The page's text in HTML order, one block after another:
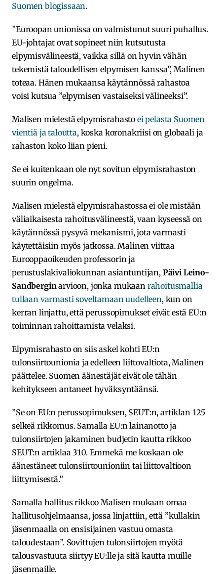
Suomen blogissaan.
”Euroopan unionissa on valmistunut suuri puhallus.
EU-johtajat ovat sopineet niin kutsutusta
elpymisvälineestä, vaikka sillä on hyvin vähän
tekemistä taloudellisen elpymisen kanssa”, Malinen
toteaa. Hänen mukaansa käytännössä rahastoa
voisi kutsua ”elpymisen vastaiseksi välineeksi”.
Malisen mielestä elpymisrahasto ei pelasta Suomen
vientiä ja taloutta, koska koronakriisi on globaali ja
rahaston koko liian pieni.
Se ei kuitenkaan ole nyt sovitun elpymisrahaston
suurin ongelma.
Malisen mielestä elpymisrahastossa ei ole mistään
väliaikaisesta rahoitusvälineestä, vaan kyseessä on
käytännössä pysyvä mekanismi, jota varmasti
käytettäisiin myös jatkossa. Malinen viittaa
Eurooppaoikeuden professorin ja
perustuslakivaliokunnan asiantuntijan, Päivi Leino-
Sandbergin arvioon, jonka mukaan rahoitusmallia
tullaan varmasti soveltamaan uudelleen, kun on
kerran linjattu, että perussopimukset eivät estä EU:n
toiminnan rahoittamista velaksi.
Elpymisrahasto on siis askel kohti EU:n
tulonsiirtounionia ja edelleen liittovaltiota, Malinen
päättelee. Suomen äänestäjät eivät ole tähän
kehitykseen antaneet hyväksyntäänsä.
”Se on EU:n perussopimuksen, SEUT:n, artiklan 125
selkeä rikkomus. Samalla EU:n lainanotto ja
tulonsiirtojen jakaminen budjetin kautta rikkoo
SEUT:n artiklaa 310. Emmekä me koskaan ole
äänestäneet tulonsiirtounioniin tai liittovaltioon
liittymisestä.”
Samalla hallitus rikkoo Malisen mukaan omaa
hallitusohjelmaansa, jossa linjattiin, että ”kullakin
jäsenmaalla on ensisijainen vastuu omasta
taloudestaan”. Sovittujen tulonsiirtojen myötä
talousvastuuta siirtyy EU:lle ja sitä kautta muille
jäsenmaille.